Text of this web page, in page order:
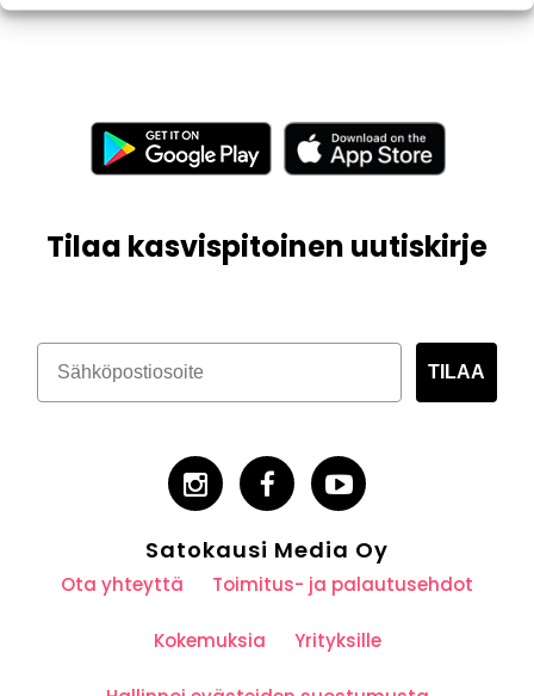
Tilaa kasvispitoinen uutiskirje
TILAA
Satokausi Media Oy
Ota yhteyttä Toimitus- ja palautusehdot
Kokemuksia Yrityksille